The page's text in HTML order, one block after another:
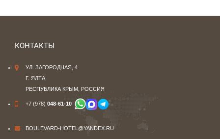
КОНТАКТЫ
УЛ. ЗАГОРОДНАЯ, 4
Г. ЯЛТА,
РЕСПУБЛИКА КРЫМ, РОССИЯ
+7 (978) 048-61-10
BOULEVARD-HOTEL@YANDEX.RU